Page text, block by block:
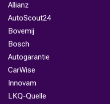
Allianz
AutoScout24
Bovemij
Bosch
Autogarantie
CarWise
Innovam
LKQ-Quelle